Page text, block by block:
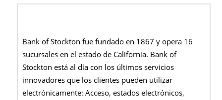
Bank of Stockton fue fundado en 1867 y opera 16
sucursales en el estado de California. Bank of
Stockton está al día con los últimos servicios
innovadores que los clientes pueden utilizar
electrónicamente: Acceso, estados electrónicos,